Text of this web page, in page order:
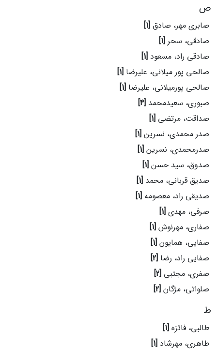
ص
صابری مهر، صادق [1]
صادقی، سحر [1]
صادقی راد، مسعود [1]
صالحی پور میلانی، علیرضا [1]
صالحی پورمیلانی، علیرضا [1]
صبوری، سعیدمحمد [4]
صداقت، مرتضی [1]
صدر محمدی، نسرین [1]
صدرمحمدی، نسرین [1]
صدوق، سید حسن [1]
صدیق قربانی، محمد [1]
صدیقی راد، معصومه [1]
صرفی، مهدی [1]
صفاری، مهرنوش [1]
صفایی، همایون [1]
صفایی راد، رضا [2]
صفری، مجتبی [2]
صلواتی، مژگان [2]
ط
طالبی، فائزه [1]
طاهری، مهرشاد [1]